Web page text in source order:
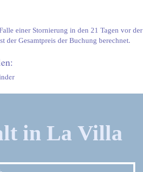
einer Stornierung in den 21 Tagen vor der
der Gesamtpreis der Buchung berechnet.
in La Villa